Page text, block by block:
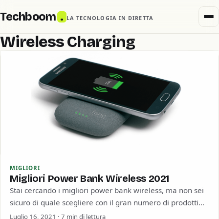
Techboom . LA TECNOLOGIA IN DIRETTA
Wireless Charging
MIGLIORI
Migliori Power Bank Wireless 2021
Stai cercando i migliori power bank wireless, ma non sei
sicuro di quale scegliere con il gran numero di prodotti
diversi? Vista…
Luglio 16, 2021 · 7 min di lettura